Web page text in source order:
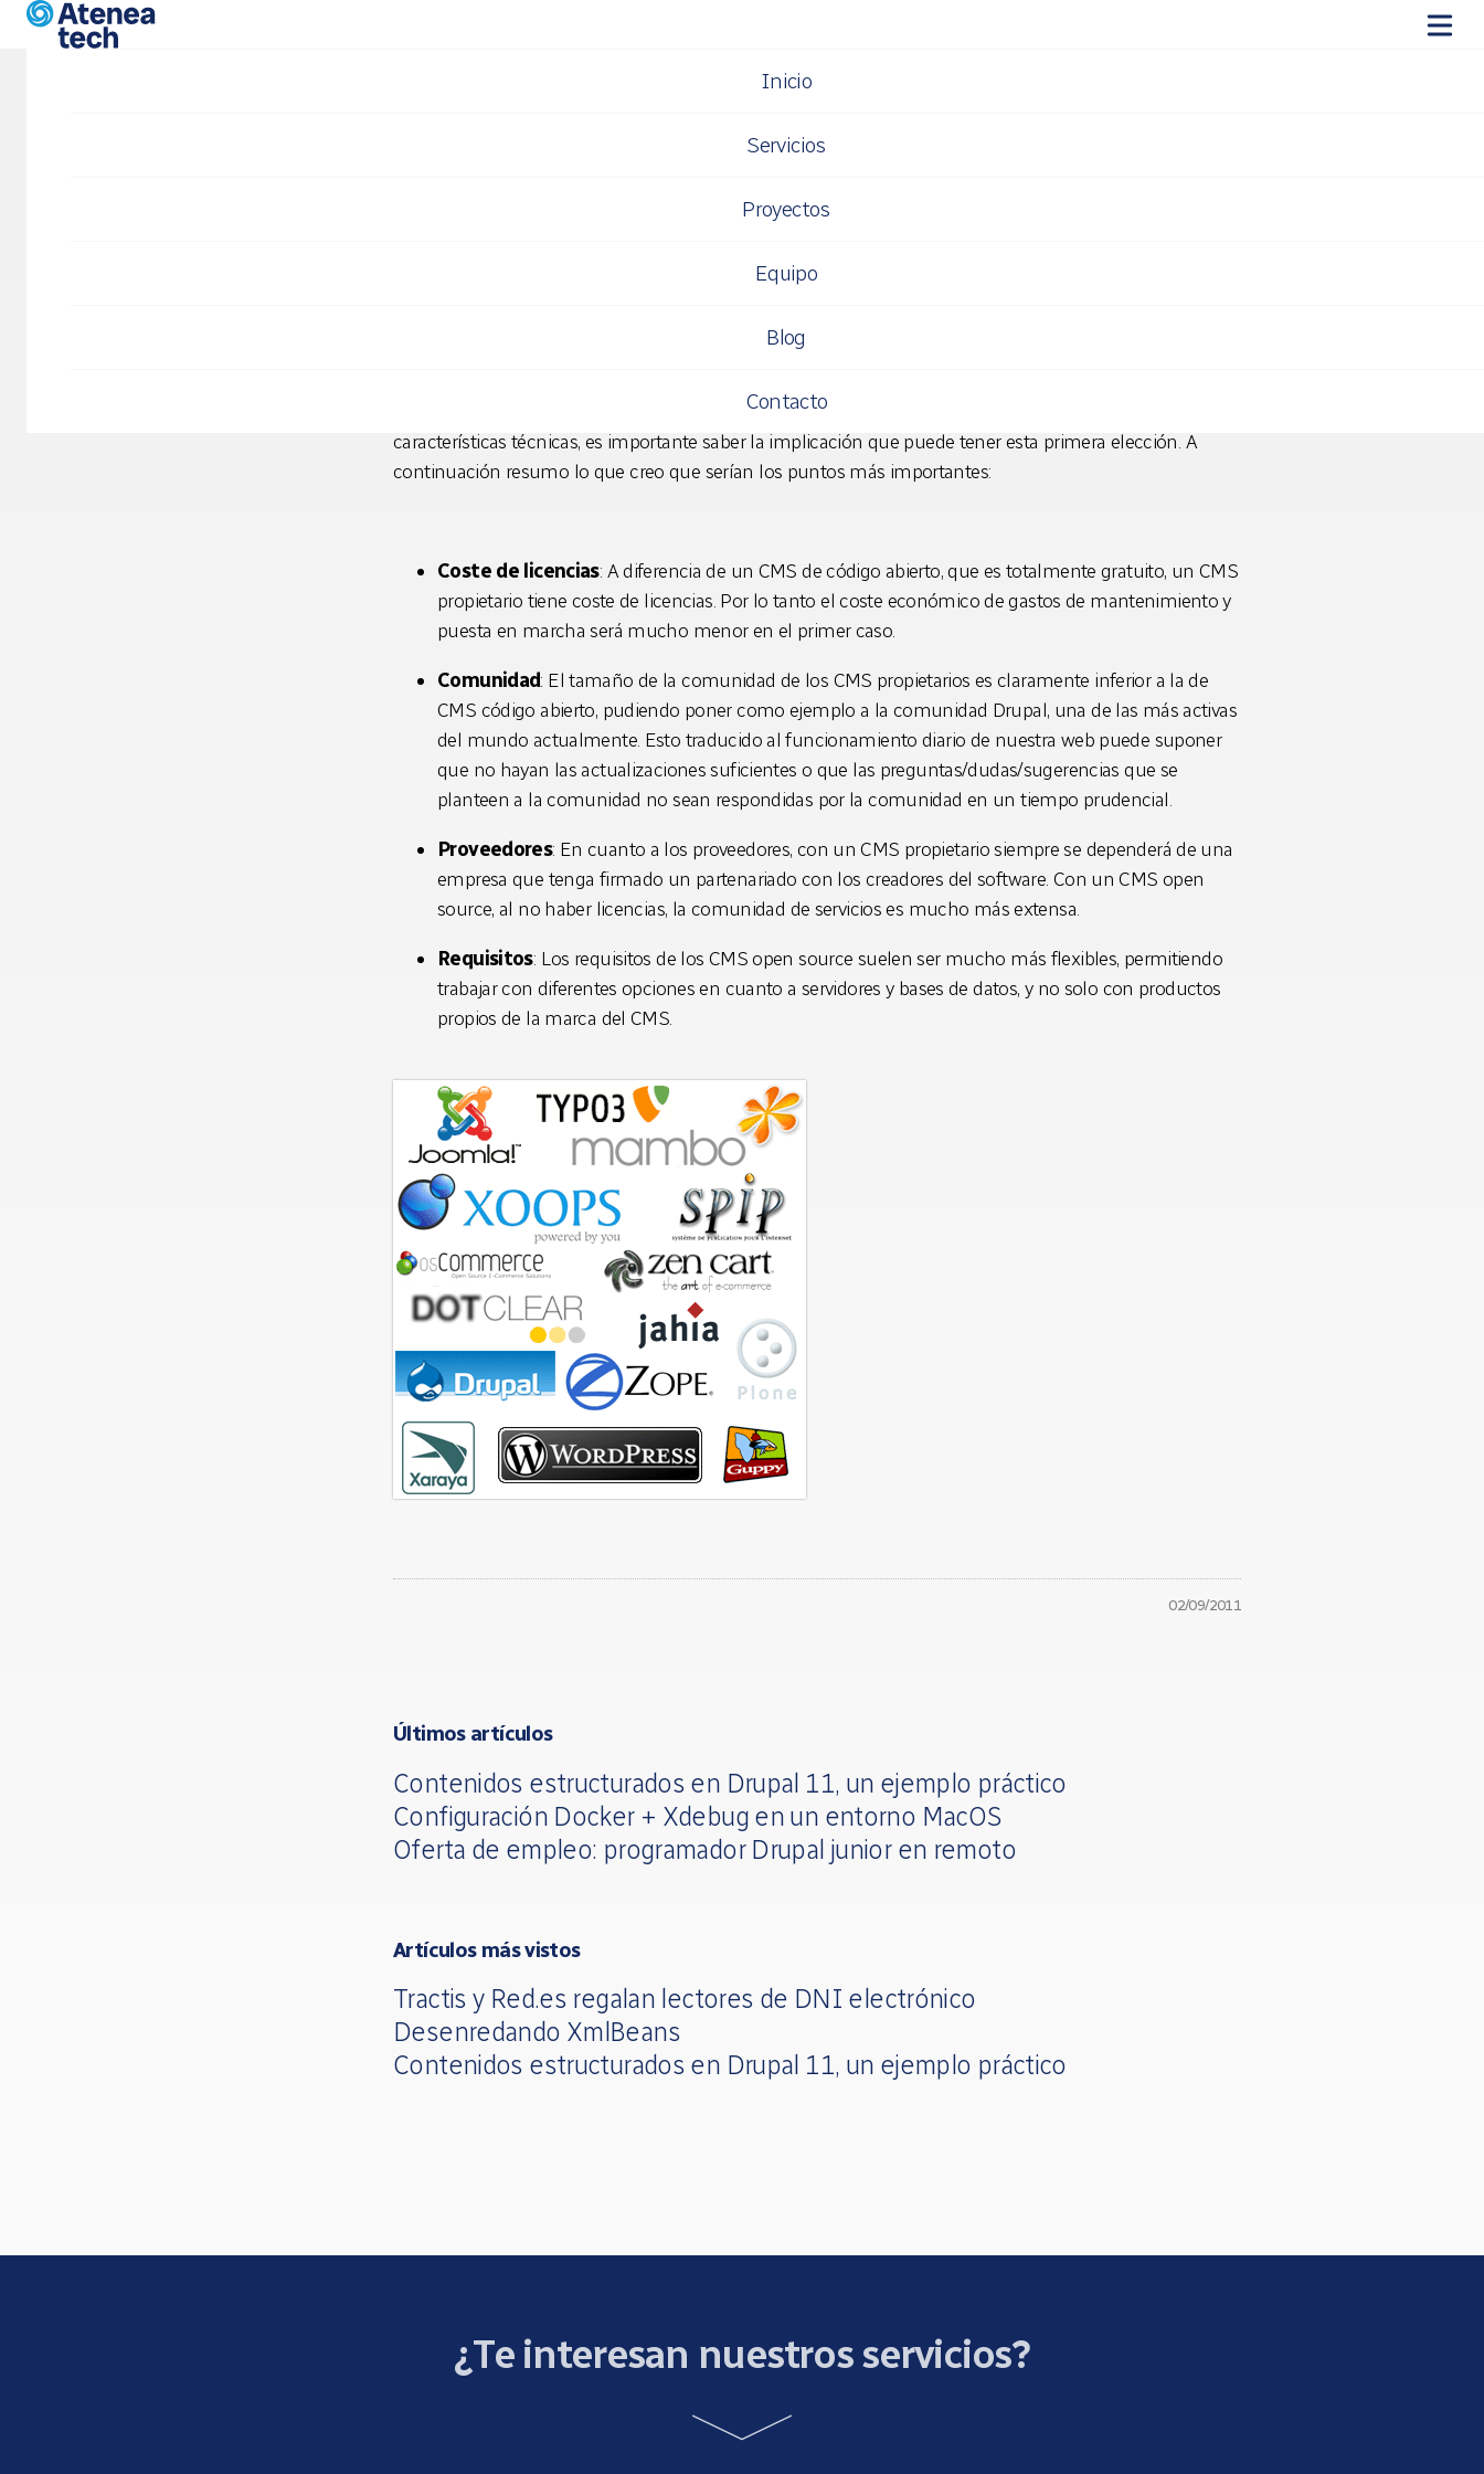
Pasar al contenido principal
Inicio
Servicios
Proyectos
Equipo
Blog
Contacto
Comparativa entre un CMS código
abierto y un CMS propietario
Una de las características más importantes a la hora de decidir qué gestor de contenidos (CMS) utilizar
desarrollado libremente o bien de una solución propietaria. Antes de ponerse a valorar otras
características técnicas, es importante saber la implicación que puede tener esta primera elección. A
continuación resumo lo que creo que serían los puntos más importantes:
Coste de licencias: A diferencia de un CMS de código abierto, que es totalmente gratuito, un CMS
propietario tiene coste de licencias. Por lo tanto el coste económico de gastos de mantenimiento y
puesta en marcha será mucho menor en el primer caso.
Comunidad: El tamaño de la comunidad de los CMS propietarios es claramente inferior a la de
CMS código abierto, pudiendo poner como ejemplo a la comunidad Drupal, una de las más activas
del mundo actualmente. Esto traducido al funcionamiento diario de nuestra web puede suponer
que no hayan las actualizaciones suficientes o que las preguntas/dudas/sugerencias que se
planteen a la comunidad no sean respondidas por la comunidad en un tiempo prudencial.
Proveedores: En cuanto a los proveedores, con un CMS propietario siempre se dependerá de una
empresa que tenga firmado un partenariado con los creadores del software. Con un CMS open
source, al no haber licencias, la comunidad de servicios es mucho más extensa.
Requisitos: Los requisitos de los CMS open source suelen ser mucho más flexibles, permitiendo
trabajar con diferentes opciones en cuanto a servidores y bases de datos, y no solo con productos
propios de la marca del CMS.
02/09/2011
Últimos artículos
Contenidos estructurados en Drupal 11, un ejemplo práctico
Configuración Docker + Xdebug en un entorno MacOS
Oferta de empleo: programador Drupal junior en remoto
Artículos más vistos
Tractis y Red.es regalan lectores de DNI electrónico
Desenredando XmlBeans
Contenidos estructurados en Drupal 11, un ejemplo práctico
¿Te interesan nuestros servicios?